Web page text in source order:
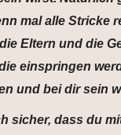
mal alle Stricke
Eltern und die
einspringen
und bei dir sein
sicher, dass du